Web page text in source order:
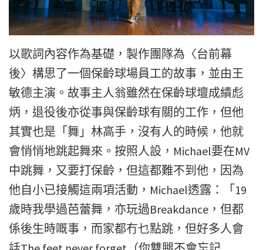
以歌詞內容作為基礎，製作團隊為〈台前幕
後〉構思了一個保齡球場員工的故事，並由王
敏德主演。故事主人翁雖然在保齡球壇成績彪
炳，退役後亦從事與保齡球有關的工作，但他
其實也是「舞」林高手，沒有人的時候，他就
會悄悄地跳起舞來。按照人設，Michael要在MV
中跳舞，又要打保齡，但這都難不到他，因為
他自小已接觸這兩項活動，Michael透露：「19
歲時我學過芭蕾舞，亦玩過Breakdance，但都
係後生時嘅事，而家都冇乜點跳，但好多人會